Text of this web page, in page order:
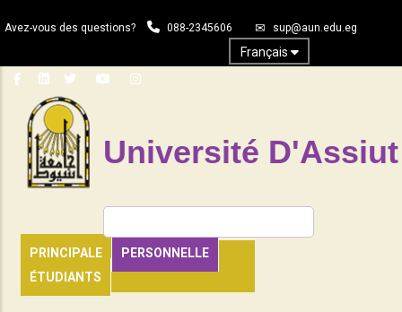
au
principal
Avez-vous des questions? 088-2345606 sup@aun.edu.eg
Français
Université D'Assiut
PRINCIPALE
PERSONNELLE
ÉTUDIANTS